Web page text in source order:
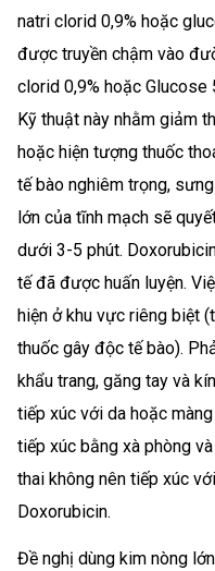
natri clorid 0,9% hoặc
được truyền chậm vào
clorid 0,9% hoặc Glucose
Kỹ thuật này nhằm giảm
hoặc hiện tượng thuốc
tế bào nghiêm trọng,
lớn của tĩnh mạch sẽ
dưới 3-5 phút.
tế đã được huấn luyện.
hiện ở khu vực riêng biệt
thuốc gây độc tế bào).
khẩu trang, găng tay và
tiếp xúc với da hoặc
tiếp xúc bằng xà phòng
thai không nên tiếp xúc
Doxorubicin.
Đề nghị dùng kim nòng